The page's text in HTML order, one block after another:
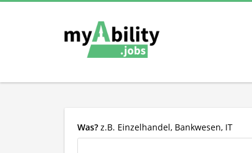
Was? z.B. Einzelhandel, Bankwesen, IT